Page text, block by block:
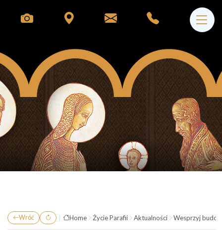
Wróć | Home Życie Parafii Aktualności Wesprzyj